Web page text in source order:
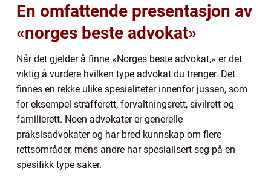
En omfattende presentasjon av
«norges beste advokat»
Når det gjelder å finne «Norges beste advokat,» er det
viktig å vurdere hvilken type advokat du trenger. Det
finnes en rekke ulike spesialiteter innenfor jussen, som
for eksempel strafferett, forvaltningsrett, sivilrett og
familierett. Noen advokater er generelle
praksisadvokater og har bred kunnskap om flere
rettsområder, mens andre har spesialisert seg på en
spesifikk type saker.